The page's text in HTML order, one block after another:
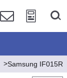
Samsung IF015R